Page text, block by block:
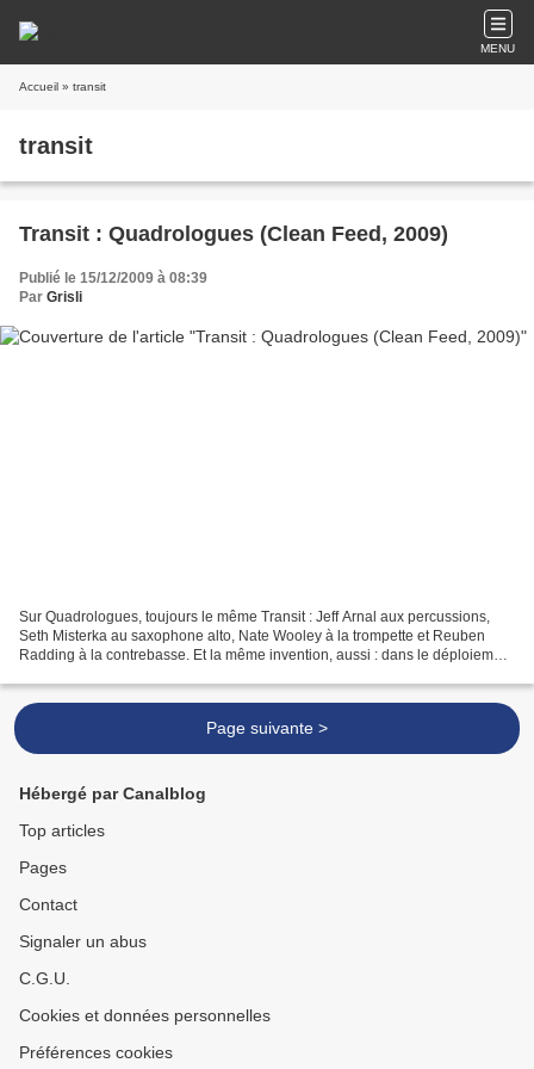
MENU
Accueil » transit
transit
Transit : Quadrologues (Clean Feed, 2009)
Publié le 15/12/2009 à 08:39
Par Grisli
Sur Quadrologues, toujours le même Transit : Jeff Arnal aux percussions,
Seth Misterka au saxophone alto, Nate Wooley à la trompette et Reuben
Radding à la contrebasse. Et la même invention, aussi : dans le déploiement
Page suivante >
Hébergé par Canalblog
Top articles
Pages
Contact
Signaler un abus
C.G.U.
Cookies et données personnelles
Préférences cookies